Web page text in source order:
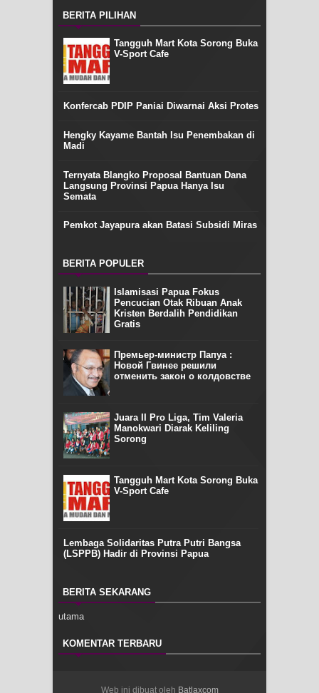
BERITA PILIHAN
Tangguh Mart Kota Sorong Buka
V-Sport Cafe
Konfercab PDIP Paniai Diwarnai Aksi Protes
Hengky Kayame Bantah Isu Penembakan di
Madi
Ternyata Blangko Proposal Bantuan Dana
Langsung Provinsi Papua Hanya Isu
Semata
Pemkot Jayapura akan Batasi Subsidi Miras
BERITA POPULER
Islamisasi Papua Fokus
Pencucian Otak Ribuan Anak
Kristen Berdalih Pendidikan
Gratis
Премьер-министр Папуа :
Новой Гвинее решили
отменить закон о колдовстве
Juara II Pro Liga, Tim Valeria
Manokwari Diarak Keliling
Sorong
Tangguh Mart Kota Sorong Buka
V-Sport Cafe
Lembaga Solidaritas Putra Putri Bangsa
(LSPPB) Hadir di Provinsi Papua
BERITA SEKARANG
utama
KOMENTAR TERBARU
Web ini dibuat oleh Batlaxcom